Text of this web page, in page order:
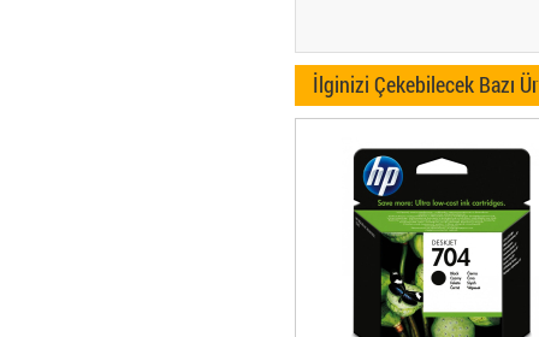
İlginizi Çekebilecek Bazı